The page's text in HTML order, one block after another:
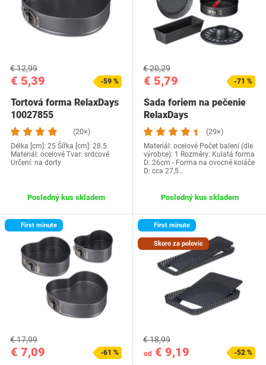
€ 5,39
€ 12,99
-59 %
Tortová forma RelaxDays
10027855
(20×)
Délka [cm]: 25 Šířka [cm]: 28.5
Materiál: ocelové Tvar: srdcové
Určení: na dorty
Posledný kus skladem
€ 5,79
€ 20,29
-71 %
Sada foriem na pečenie
RelaxDays
(29×)
Materiál: ocelové Počet balení (dle
výrobce): 1 Rozměry: Kulatá forma
D: 26cm - Forma na ovocné koláče
D: cca 27,5…
Posledný kus skladem
First minute
€ 7,09
€ 17,99
-61 %
First minute
Skoro za polovic
od € 9,19
€ 18,99
-52 %